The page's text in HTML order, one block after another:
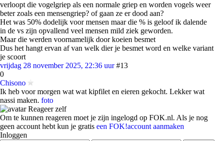
verloopt die vogelgriep als een normale griep en worden vogels weer
beter zoals een mensengriep? of gaan ze er dood aan?
Het was 50% dodelijk voor mensen maar die % is geloof ik dalende
in de vs zijn opvallend veel mensen mild ziek geworden.
Maar die werden voornamelijk door koeien besmet
Dus het hangt ervan af van welk dier je besmet word en welke variant
je scoort
vrijdag 28 november 2025, 22:36 uur #13
0
Chisono
Ik heb voor morgen wat wat kipfilet en eieren gekocht. Lekker wat
nassi maken. foto
Reageer zelf
Om te kunnen reageren moet je zijn ingelogd op FOK.nl. Als je nog
geen account hebt kun je gratis een FOK!account aanmaken
Inloggen